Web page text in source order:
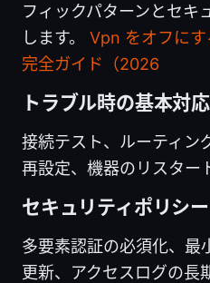
フィックパターンとセキ
します。 Vpn をオフに
完全ガイド（2026
トラブル時の基本対
接続テスト、ルーティン
再設定、機器のリスター
セキュリティポリシ
多要素認証の必須化、最
更新、アクセスログの長